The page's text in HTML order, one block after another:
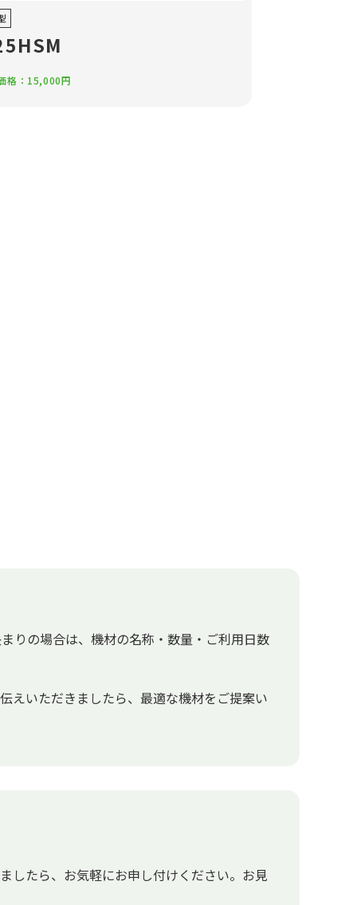
格：15,000円
りの場合は、機材の名称・数量・ご利用日数
えいただきましたら、最適な機材をご提案い
したら、お気軽にお申し付けください。お見